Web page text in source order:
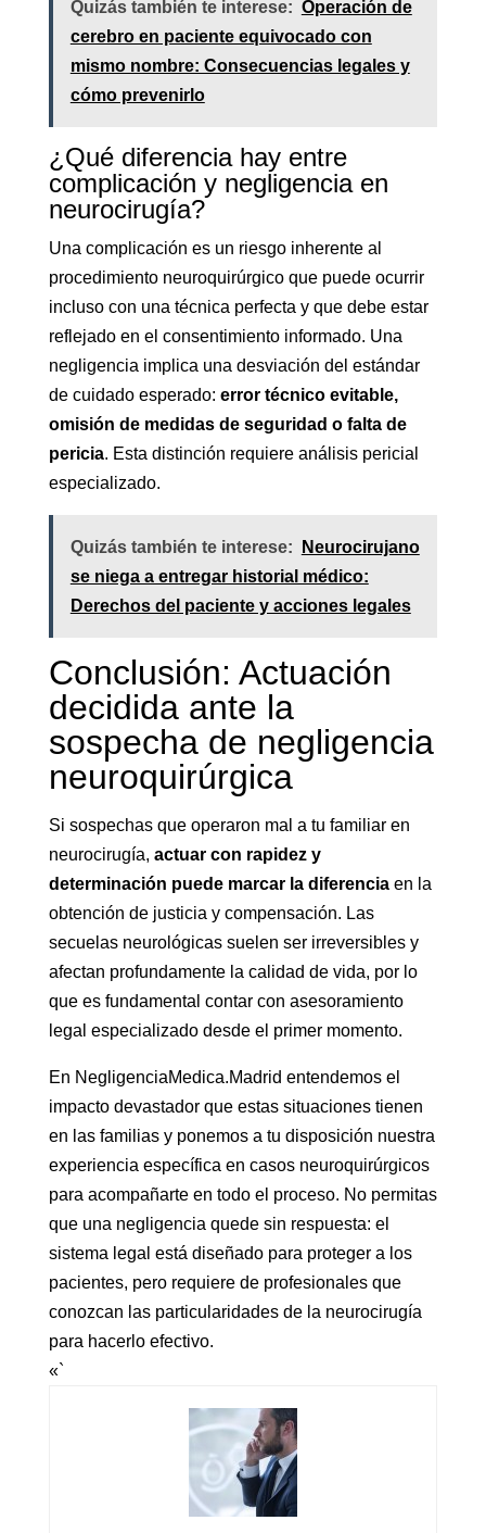
Quizás también te interese: Operación de
cerebro en paciente equivocado con
mismo nombre: Consecuencias legales y
cómo prevenirlo
¿Qué diferencia hay entre
complicación y negligencia en
neurocirugía?
Una complicación es un riesgo inherente al
procedimiento neuroquirúrgico que puede ocurrir
incluso con una técnica perfecta y que debe estar
reflejado en el consentimiento informado. Una
negligencia implica una desviación del estándar
de cuidado esperado: error técnico evitable,
omisión de medidas de seguridad o falta de
pericia. Esta distinción requiere análisis pericial
especializado.
Quizás también te interese:
Neurocirujano
se niega a entregar historial médico:
Derechos del paciente y acciones legales
Conclusión: Actuación
decidida ante la
sospecha de negligencia
neuroquirúrgica
Si sospechas que operaron mal a tu familiar en
neurocirugía, actuar con rapidez y
determinación puede marcar la diferenciaen la
obtención de justicia y compensación. Las
secuelas neurológicas suelen ser irreversibles y
afectan profundamente la calidad de vida, por lo
que es fundamental contar con asesoramiento
legal especializado desde el primer momento.
En NegligenciaMedica.Madrid entendemos el
impacto devastador que estas situaciones tienen
en las familias y ponemos a tu disposición nuestra
experiencia específica en casos neuroquirúrgicos
para acompañarte en todo el proceso. No permitas
que una negligencia quede sin respuesta: el
sistema legal está diseñado para proteger a los
pacientes, pero requiere de profesionales que
conozcan las particularidades de la neurocirugía
para hacerlo efectivo.
«`